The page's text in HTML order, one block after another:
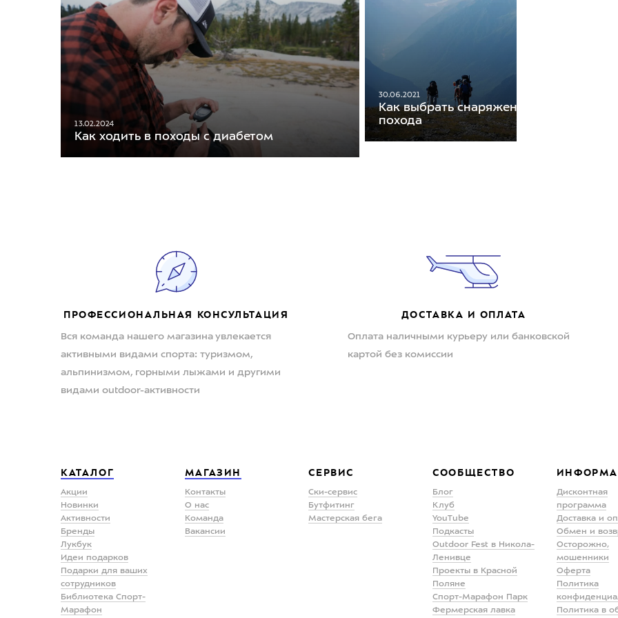
13.02.2024
Как ходить в походы с диабетом
30.06.2021
Как выбрать снаряжение для первого
похода
ПРОФЕССИОНАЛЬНАЯ КОНСУЛЬТАЦИЯ
Вся команда нашего магазина увлекается
активными видами спорта: туризмом,
альпинизмом, горными лыжами и другими
видами outdoor-активности
ДОСТАВКА И ОПЛАТА
Оплата наличными курьеру или банковской
картой без комиссии
КАТАЛОГ
Акции
Новинки
Активности
Бренды
Лукбук
Идеи подарков
Подарки для ваших
сотрудников
Библиотека Спорт-
Марафон
МАГАЗИН
Контакты
О нас
Команда
Вакансии
СЕРВИС
Ски-сервис
Бутфитинг
Мастерская бега
СООБЩЕСТВО
Блог
Клуб
YouTube
Подкасты
Outdoor Fest в Никола-
Ленивце
Проекты в Красной
Поляне
Спорт-Марафон Парк
Фермерская лавка
Дисконтная
программа
Доставка и
Обмен и
Осторожно,
мошенники
Оферта
Политика
Политика в